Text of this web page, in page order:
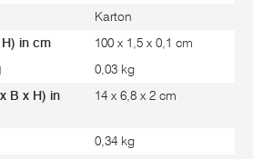
Karton
in cm 100 x 1,5 x 0,1 cm
0,03 kg
B x H) in
14 x 6,8 x 2 cm
0,34 kg